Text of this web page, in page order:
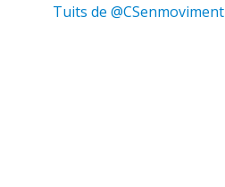
Tuits de @CSenmoviment